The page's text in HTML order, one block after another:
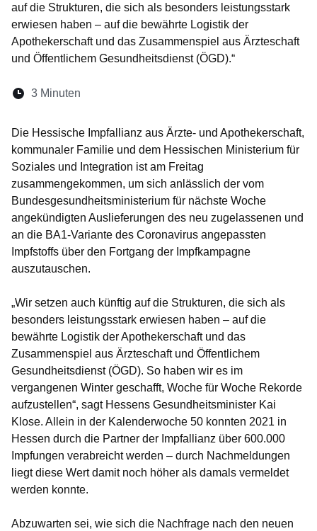
auf die Strukturen, die sich als besonders leistungsstark
erwiesen haben – auf die bewährte Logistik der
Apothekerschaft und das Zusammenspiel aus Ärzteschaft
und Öffentlichem Gesundheitsdienst (ÖGD).“
Lesedauer:
3 Minuten
Die Hessische Impfallianz aus Ärzte- und Apothekerschaft,
kommunaler Familie und dem Hessischen Ministerium für
Soziales und Integration ist am Freitag
zusammengekommen, um sich anlässlich der vom
Bundesgesundheitsministerium für nächste Woche
angekündigten Auslieferungen des neu zugelassenen und
an die BA1-Variante des Coronavirus angepassten
Impfstoffs über den Fortgang der Impfkampagne
auszutauschen.
„Wir setzen auch künftig auf die Strukturen, die sich als
besonders leistungsstark erwiesen haben – auf die
bewährte Logistik der Apothekerschaft und das
Zusammenspiel aus Ärzteschaft und Öffentlichem
Gesundheitsdienst (ÖGD). So haben wir es im
vergangenen Winter geschafft, Woche für Woche Rekorde
aufzustellen“, sagt Hessens Gesundheitsminister Kai
Klose. Allein in der Kalenderwoche 50 konnten 2021 in
Hessen durch die Partner der Impfallianz über 600.000
Impfungen verabreicht werden – durch Nachmeldungen
liegt diese Wert damit noch höher als damals vermeldet
werden konnte.
Abzuwarten sei, wie sich die Nachfrage nach den neuen